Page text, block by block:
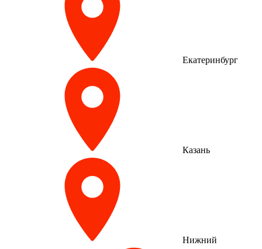
Екатеринбург
Казань
Нижний